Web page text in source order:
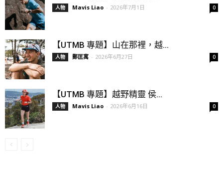
人物 Mavis Liao - 2026年7月1日 0
【UTMB 專題】山在那裡，越...
人物 鄭匡寓 - 2026年6月27日 0
【UTMB 專題】越野精靈 侯...
人物 Mavis Liao - 2026年6月16日 0